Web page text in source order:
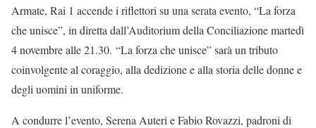
Armate, Rai 1 accende i riflettori su una serata evento, “La forza
che unisce”, in diretta dall’Auditorium della Conciliazione martedì
4 novembre alle 21.30. “La forza che unisce” sarà un tributo
coinvolgente al coraggio, alla dedizione e alla storia delle donne e
degli uomini in uniforme.
A condurre l’evento, Serena Auteri e Fabio Rovazzi, padroni di